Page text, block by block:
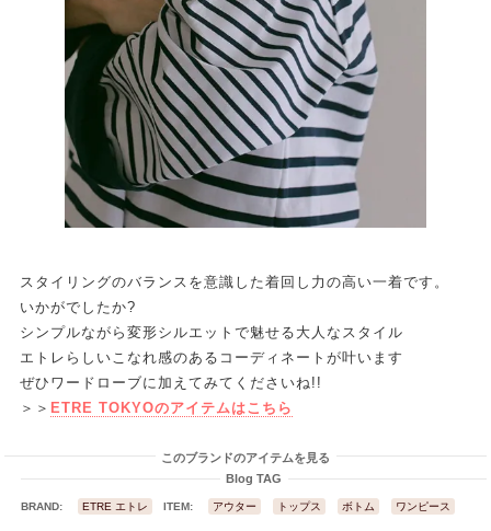
スタイリングのバランスを意識した着回し力の高い一着です。
いかがでしたか?
シンプルながら変形シルエットで魅せる大人なスタイル
エトレらしいこなれ感のあるコーディネートが叶います
ぜひワードローブに加えてみてくださいね!!
＞＞ ETRE TOKYOのアイテムはこちら
このブランドのアイテムを見る
Blog TAG
BRAND: ETRE エトレ ITEM: アウター トップス ボトム ワンピース